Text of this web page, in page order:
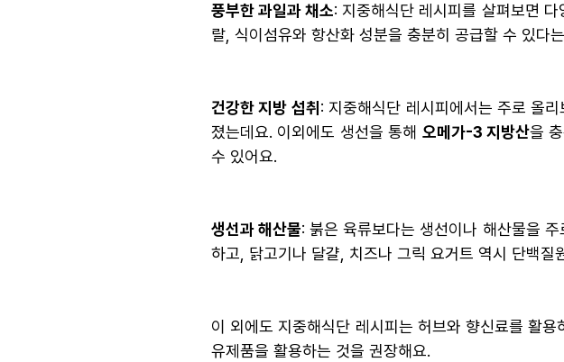
풍부한 과일과 채소: 지중해식단 레시피를 살펴보면
랄, 식이섬유와 항산화 성분을 충분히 공급할 수 있다
건강한 지방 섭취 : 지중해식단 레시피에서는 주로 올
졌는데요. 이외에도 생선을 통해 오메가-3 지방산을
수 있어요.
생선과 해산물: 붉은 육류보다는 생선이나 해산물을
하고, 닭고기나 달걀, 치즈나 그릭 요거트 역시 단백
이 외에도 지중해식단 레시피는 허브와 향신료를 활
유제품을 활용하는 것을 권장해요.